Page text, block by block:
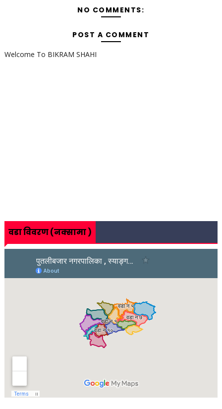
NO COMMENTS:
POST A COMMENT
Welcome To BIKRAM SHAHI
वडा विवरण (नक्सामा )